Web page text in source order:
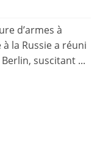
d’armes à
la Russie a réuni
suscitant ...